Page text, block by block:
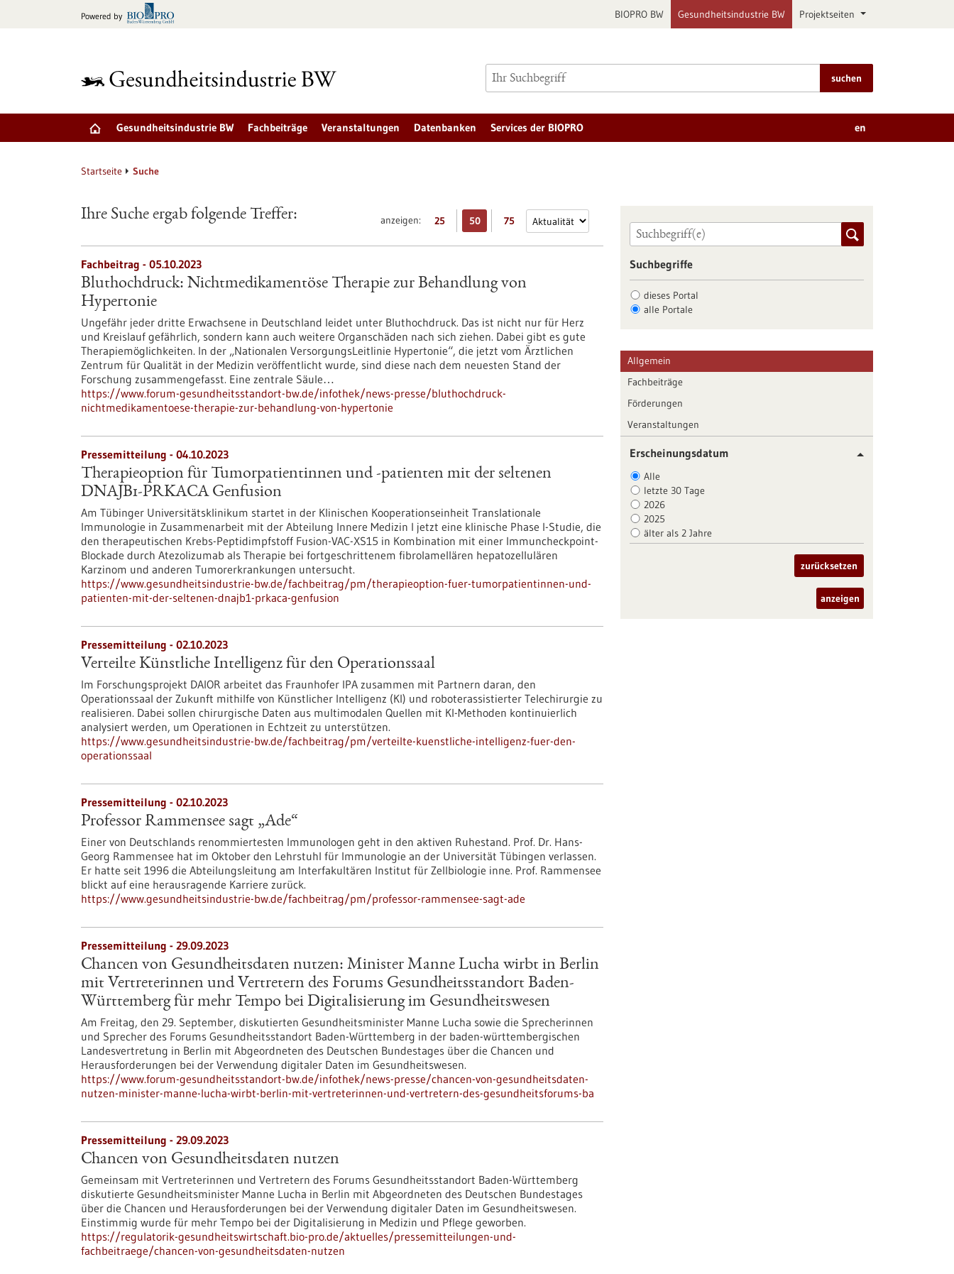
Powered by BIOPRO BW Gesundheitsindustrie BW Projektseiten
suchen
Gesundheitsindustrie BW Fachbeiträge Veranstaltungen Datenbanken Services der BIOPRO en
Startseite Suche
anzeigen: 25 50 75
Ihre Suche ergab folgende Treffer:
Fachbeitrag - 05.10.2023
Bluthochdruck: Nichtmedikamentöse Therapie zur Behandlung von
Hypertonie
Ungefähr jeder dritte Erwachsene in Deutschland leidet unter Bluthochdruck. Das ist nicht nur für Herz
und Kreislauf gefährlich, sondern kann auch weitere Organschäden nach sich ziehen. Dabei gibt es gute
Therapiemöglichkeiten. In der „Nationalen VersorgungsLeitlinie Hypertonie“, die jetzt vom Ärztlichen
Zentrum für Qualität in der Medizin veröffentlicht wurde, sind diese nach dem neuesten Stand der
Forschung zusammengefasst. Eine zentrale Säule…
https://www.forum-gesundheitsstandort-bw.de/infothek/news-presse/bluthochdruck-
nichtmedikamentoese-therapie-zur-behandlung-von-hypertonie
Pressemitteilung - 04.10.2023
Therapieoption für Tumorpatientinnen und -patienten mit der seltenen
DNAJB1-PRKACA Genfusion
Am Tübinger Universitätsklinikum startet in der Klinischen Kooperationseinheit Translationale
Immunologie in Zusammenarbeit mit der Abteilung Innere Medizin I jetzt eine klinische Phase I-Studie, die
den therapeutischen Krebs-Peptidimpfstoff Fusion-VAC-XS15 in Kombination mit einer Immuncheckpoint-
Blockade durch Atezolizumab als Therapie bei fortgeschrittenem fibrolamellären hepatozellulären
Karzinom und anderen Tumorerkrankungen untersucht.
https://www.gesundheitsindustrie-bw.de/fachbeitrag/pm/therapieoption-fuer-tumorpatientinnen-und-
patienten-mit-der-seltenen-dnajb1-prkaca-genfusion
Pressemitteilung - 02.10.2023
Verteilte Künstliche Intelligenz für den Operationssaal
Im Forschungsprojekt DAIOR arbeitet das Fraunhofer IPA zusammen mit Partnern daran, den
Operationssaal der Zukunft mithilfe von Künstlicher Intelligenz (KI) und roboterassistierter Telechirurgie zu
realisieren. Dabei sollen chirurgische Daten aus multimodalen Quellen mit KI-Methoden kontinuierlich
analysiert werden, um Operationen in Echtzeit zu unterstützen.
https://www.gesundheitsindustrie-bw.de/fachbeitrag/pm/verteilte-kuenstliche-intelligenz-fuer-den-
operationssaal
Pressemitteilung - 02.10.2023
Professor Rammensee sagt „Ade“
Einer von Deutschlands renommiertesten Immunologen geht in den aktiven Ruhestand. Prof. Dr. Hans-
Georg Rammensee hat im Oktober den Lehrstuhl für Immunologie an der Universität Tübingen verlassen.
Er hatte seit 1996 die Abteilungsleitung am Interfakultären Institut für Zellbiologie inne. Prof. Rammensee
blickt auf eine herausragende Karriere zurück.
https://www.gesundheitsindustrie-bw.de/fachbeitrag/pm/professor-rammensee-sagt-ade
Pressemitteilung - 29.09.2023
Chancen von Gesundheitsdaten nutzen: Minister Manne Lucha wirbt in Berlin
mit Vertreterinnen und Vertretern des Forums Gesundheitsstandort Baden-
Württemberg für mehr Tempo bei Digitalisierung im Gesundheitswesen
Am Freitag, den 29. September, diskutierten Gesundheitsminister Manne Lucha sowie die Sprecherinnen
und Sprecher des Forums Gesundheitsstandort Baden-Württemberg in der baden-württembergischen
Landesvertretung in Berlin mit Abgeordneten des Deutschen Bundestages über die Chancen und
Herausforderungen bei der Verwendung digitaler Daten im Gesundheitswesen.
https://www.forum-gesundheitsstandort-bw.de/infothek/news-presse/chancen-von-gesundheitsdaten-
nutzen-minister-manne-lucha-wirbt-berlin-mit-vertreterinnen-und-vertretern-des-gesundheitsforums-ba
Pressemitteilung - 29.09.2023
Chancen von Gesundheitsdaten nutzen
Gemeinsam mit Vertreterinnen und Vertretern des Forums Gesundheitsstandort Baden-Württemberg
diskutierte Gesundheitsminister Manne Lucha in Berlin mit Abgeordneten des Deutschen Bundestages
über die Chancen und Herausforderungen bei der Verwendung digitaler Daten im Gesundheitswesen.
Einstimmig wurde für mehr Tempo bei der Digitalisierung in Medizin und Pflege geworben.
https://regulatorik-gesundheitswirtschaft.bio-pro.de/aktuelles/pressemitteilungen-und-
fachbeitraege/chancen-von-gesundheitsdaten-nutzen
Suchbegriffe
dieses Portal
alle Portale
Allgemein
Fachbeiträge
Förderungen
Veranstaltungen
Erscheinungsdatum
Alle
letzte 30 Tage
2026
2025
älter als 2 Jahre
zurücksetzen
anzeigen